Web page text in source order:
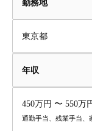
勤務地
東京都
年収
450万円 〜 550万
通勤手当、残業手当、